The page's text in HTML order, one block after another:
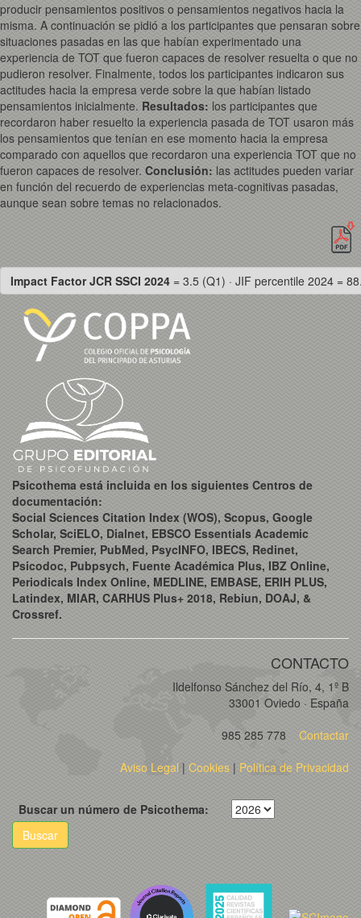
producir pensamientos positivos o pensamientos negativos hacia la
misma. A continuación se pidió a los participantes que pensaran sobre
situaciones pasadas en las que habían experimentado una
experiencia de TOT que fueron capaces de resolver resuelta o que no
pudieron resolver. Finalmente, todos los participantes indicaron sus
actitudes hacia la empresa verde sobre la que habían listado
pensamientos inicialmente. Resultados: los participantes que
recordaron haber resuelto la experiencia pasada de TOT usaron más
los pensamientos que tenían en ese momento hacia la empresa
comparado con aquellos que recordaron una experiencia TOT que no
fueron capaces de resolver. Conclusión: las actitudes pueden variar
en función del recuerdo de experiencias meta-cognitivas pasadas,
aunque sean sobre temas no relacionados.
Impact Factor JCR SSCI 2024 = 3.5 (Q1) · JIF percentile 2024 =
Psicothema está incluida en los siguientes Centros de
documentación:
Social Sciences Citation Index (WOS), Scopus, Google
Scholar, SciELO, Dialnet, EBSCO Essentials Academic
Search Premier, PubMed, PsycINFO, IBECS, Redinet,
Psicodoc, Pubpsych, Fuente Académica Plus, IBZ Online,
Periodicals Index Online, MEDLINE, EMBASE, ERIH PLUS,
Latindex, MIAR, CARHUS Plus+ 2018, Rebiun, DOAJ, &
Crossref.
CONTACTO
Ildelfonso Sánchez del Río, 4, 1º B
33001 Oviedo · España
985 285 778
Contactar
Aviso Legal| Cookies | Política de Privacidad
Buscar un número de Psicothema:
Buscar